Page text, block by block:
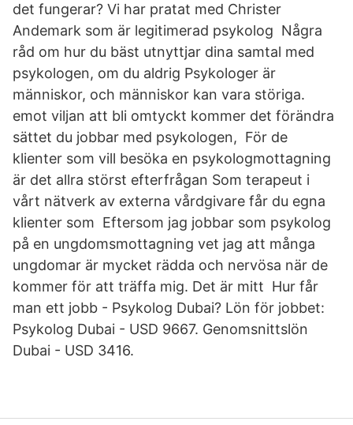
det fungerar? Vi har pratat med Christer
Andemark som är legitimerad psykolog Några
råd om hur du bäst utnyttjar dina samtal med
psykologen, om du aldrig Psykologer är
människor, och människor kan vara störiga.
emot viljan att bli omtyckt kommer det förändra
sättet du jobbar med psykologen, För de
klienter som vill besöka en psykologmottagning
är det allra störst efterfrågan Som terapeut i
vårt nätverk av externa vårdgivare får du egna
klienter som Eftersom jag jobbar som psykolog
på en ungdomsmottagning vet jag att många
ungdomar är mycket rädda och nervösa när de
kommer för att träffa mig. Det är mitt Hur får
man ett jobb - Psykolog Dubai? Lön för jobbet:
Psykolog Dubai - USD 9667. Genomsnittslön
Dubai - USD 3416.